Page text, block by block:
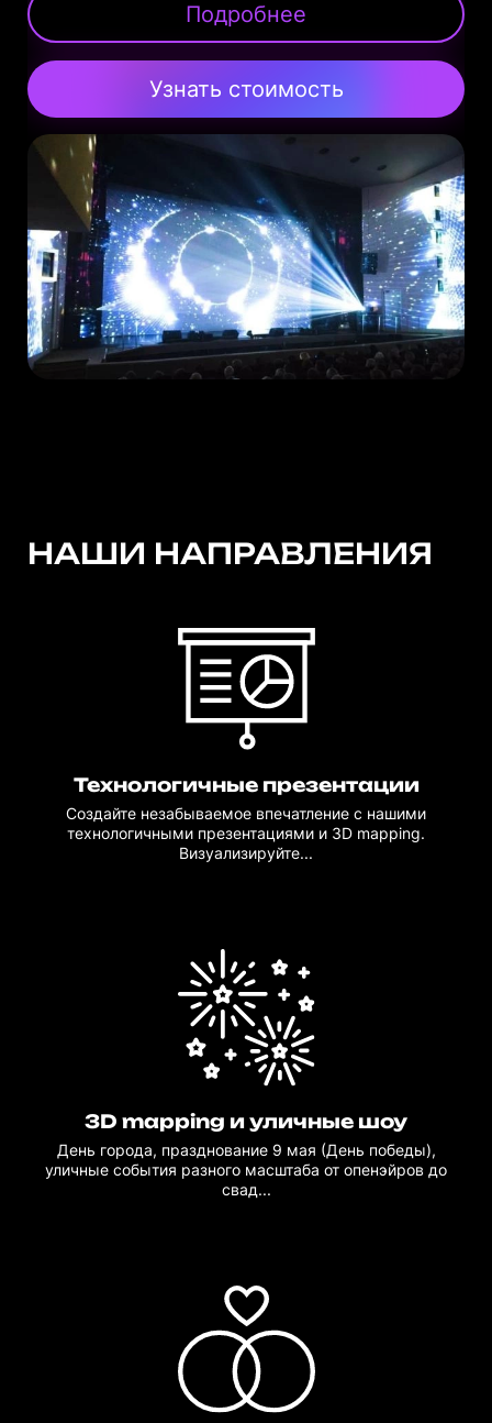
Подробнее
Узнать стоимость
НАШИ НАПРАВЛЕНИЯ
Технологичные презентации
Создайте незабываемое впечатление с нашими
технологичными презентациями и 3D mapping.
Визуализируйте...
3D mapping и уличные шоу
День города, празднование 9 мая (День победы),
уличные события разного масштаба от опенэйров до
свад...